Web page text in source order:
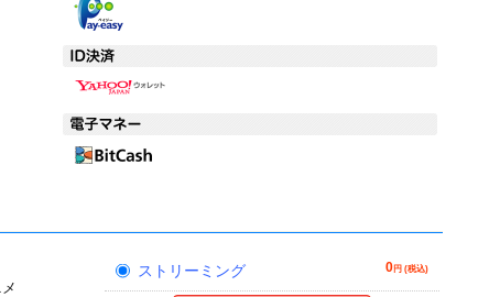
ストリーミング 0円 (税込)